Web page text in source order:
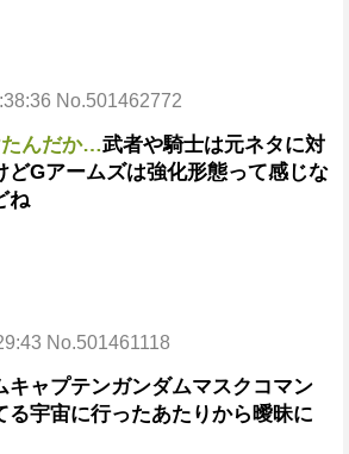
No.501462772
んだか…武者や騎士は元ネタに対
どGアームズは強化形態って感じな
ね
No.501461118
キャプテンガンダムマスクコマン
る宇宙に行ったあたりから曖昧に